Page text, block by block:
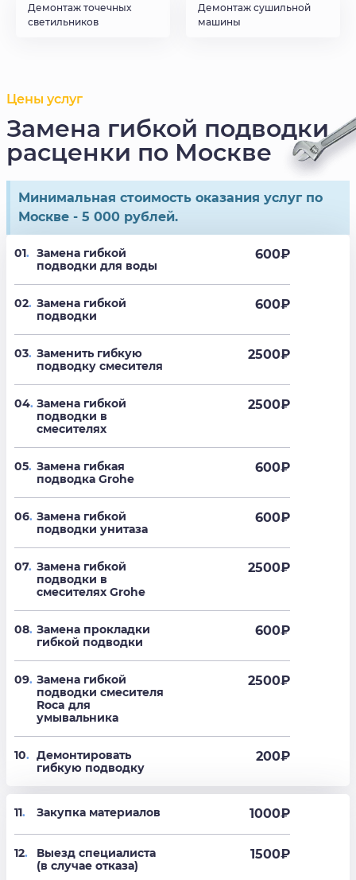
Демонтаж точечных
светильников
Демонтаж сушильной
машины
Цены услуг
Замена гибкой подводки
расценки по Москве
Минимальная стоимость оказания услуг по
Москве - 5 000 рублей.
01. Замена гибкой
подводки для воды
600₽
02. Замена гибкой
подводки
600₽
03. Заменить гибкую
подводку смесителя
2500₽
04. Замена гибкой
подводки в
смесителях
2500₽
05. Замена гибкая
подводка Grohe
600₽
06. Замена гибкой
подводки унитаза
600₽
07. Замена гибкой
подводки в
смесителях Grohe
2500₽
08. Замена прокладки
гибкой подводки
600₽
09. Замена гибкой
подводки смесителя
Roca для
умывальника
2500₽
10. Демонтировать
гибкую подводку
200₽
11. Закупка материалов 1000₽
12.
Выезд специалиста
(в случае отказа)
1500₽